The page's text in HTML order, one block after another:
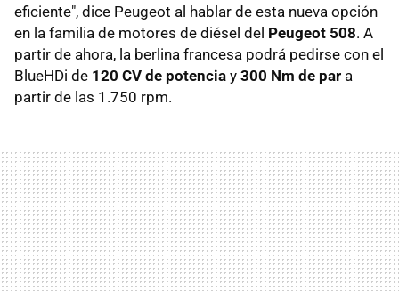
eficiente", dice Peugeot al hablar de esta nueva opción
en la familia de motores de diésel del Peugeot 508. A
partir de ahora, la berlina francesa podrá pedirse con el
BlueHDi de 120 CV de potencia y 300 Nm de par a
partir de las 1.750 rpm.